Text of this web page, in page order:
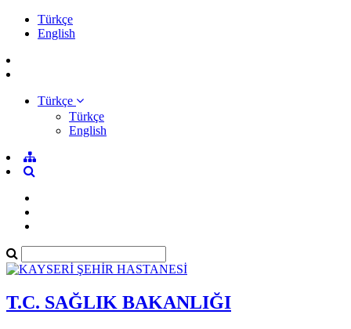
Türkçe
English
Türkçe
Türkçe
English
T.C. SAĞLIK BAKANLIĞI